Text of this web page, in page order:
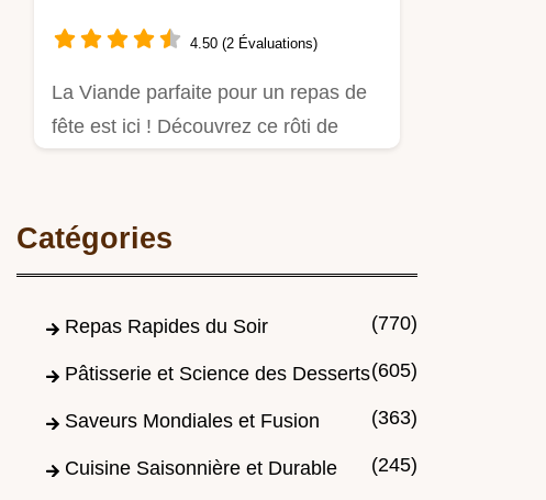
4.50 (2 Évaluations)
La Viande parfaite pour un repas de
fête est ici ! Découvrez ce rôti de
Catégories
Repas Rapides du Soir (770)
Pâtisserie et Science des Desserts(605)
Saveurs Mondiales et Fusion (363)
Cuisine Saisonnière et Durable (245)